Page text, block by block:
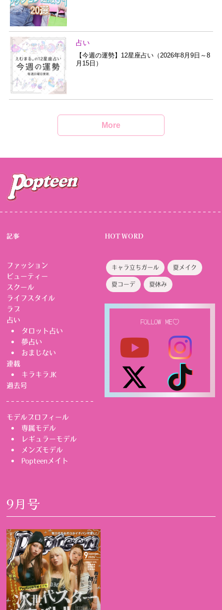
占い
【今週の運勢】12星座占い（2026年8月9日～8
月15日）
More
記事
ファッション
ビューティー
スクール
ライフスタイル
ラブ
占い
タロット占い
夢占い
おまじない
連載
キラキラJK
過去号
モデルプロフィール
専属モデル
レギュラーモデル
メンズモデル
Popteenメイト
HOT WORD
キャラ立ちガール 夏メイク
夏コーデ 夏休み
FOLLOW ME♡
9月号